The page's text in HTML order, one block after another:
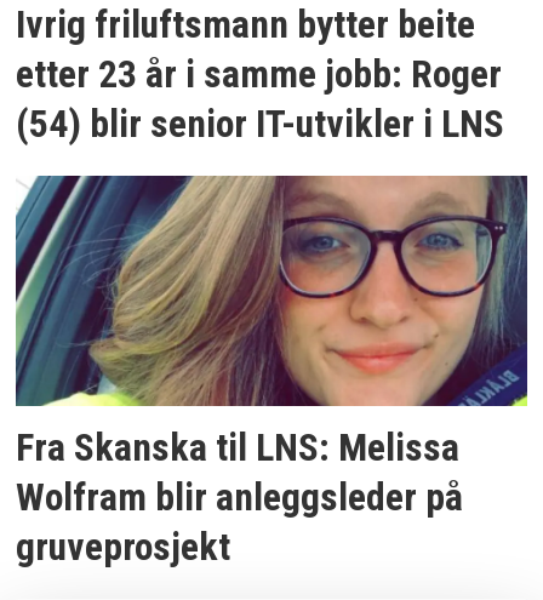
Ivrig friluftsmann bytter beite
etter 23 år i samme jobb: Roger
(54) blir senior IT-utvikler i LNS
Fra Skanska til LNS: Melissa
Wolfram blir anleggsleder på
gruveprosjekt